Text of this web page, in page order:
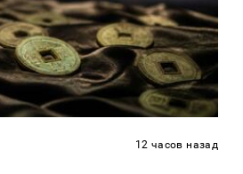
12 часов назад